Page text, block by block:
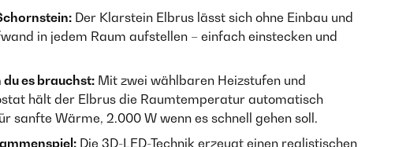
Der Klarstein Elbrus lässt sich ohne Einbau und
in jedem Raum aufstellen – einfach einstecken und
es brauchst: Mit zwei wählbaren Heizstufen und
hält der Elbrus die Raumtemperatur automatisch
sanfte Wärme, 2.000 W wenn es schnell gehen soll.
Die 3D-LED-Technik erzeugt einen realistischen